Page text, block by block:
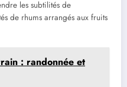
les subtilités de
de rhums arrangés aux fruits
: randonnée et